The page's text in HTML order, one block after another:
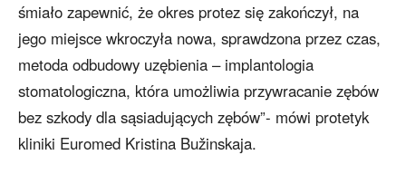
śmiało zapewnić, że okres protez się zakończył, na
jego miejsce wkroczyła nowa, sprawdzona przez czas,
metoda odbudowy uzębienia – implantologia
stomatologiczna, która umożliwia przywracanie zębów
bez szkody dla sąsiadujących zębów”- mówi protetyk
kliniki Euromed Kristina Bužinskaja.